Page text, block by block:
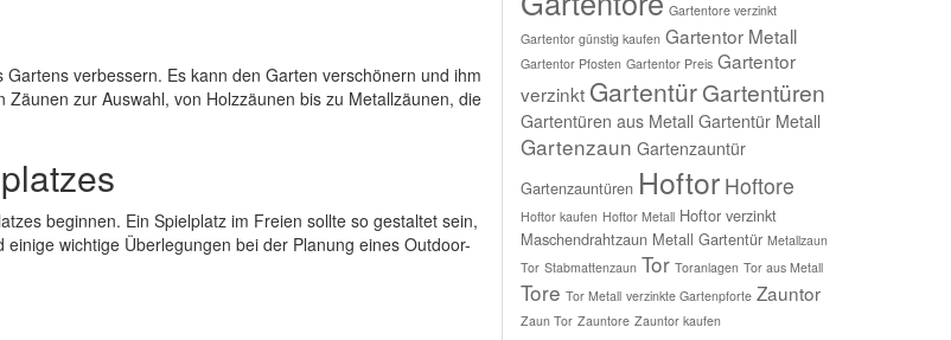
verbessern. Es kann den Garten verschönern und ihm
zur Auswahl, von Holzzäunen bis zu Metallzäunen, die
beginnen. Ein Spielplatz im Freien sollte so gestaltet sein,
wichtige Überlegungen bei der Planung eines Outdoor-
Gartentore verzinkt
Gartentor günstig kaufen Gartentor Metall
Gartentor Pfosten Gartentor Preis Gartentor
verzinkt Gartentür Gartentüren
Gartentüren aus Metall Gartentür Metall
Gartenzaun Gartenzauntür
Gartenzauntüren Hoftor Hoftore
Hoftor kaufen Hoftor Metall Hoftor verzinkt
Maschendrahtzaun Metall Gartentür Metallzaun
Tor Stabmattenzaun Tor Toranlagen Tor aus Metall
Tore Tor Metall verzinkte Gartenpforte Zauntor
Zaun Tor Zauntore Zauntor kaufen